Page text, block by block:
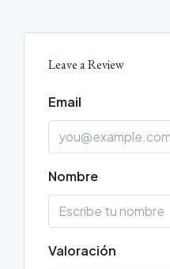
Leave a Review
Email
Nombre
Valoración